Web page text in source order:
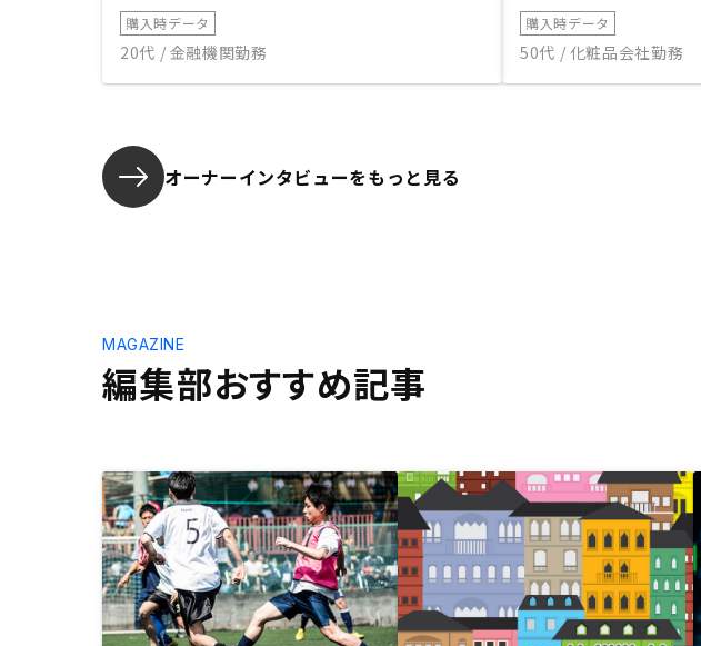
購入時データ
20代 / 金融機関勤務
購入時データ
50代 / 化粧品会社勤務
オーナーインタビューをもっと見る
編集部おすすめ記事
MAGAZINE